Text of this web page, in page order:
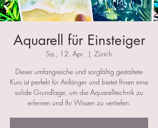
Aquarell für Einsteiger
Sa., 12. Apr.
  |
Zürich
Dieser umfangreiche und sorgfältig gestaltete
Kurs ist perfekt für Anfänger und bietet Ihnen eine
solide Grundlage, um die Aquarelltechnik zu
erlernen und Ihr Wissen zu vertiefen.